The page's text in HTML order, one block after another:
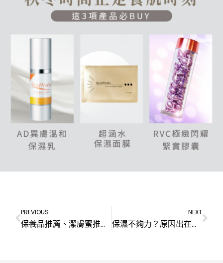
PREVIOUS
保養品推薦、潔膚蜜推薦｜阿蕾養出水煮蛋肌的秘密!?
NEXT
保濕不夠力？原因出在這3點。 3大保濕秘訣，肌膚達人告訴你